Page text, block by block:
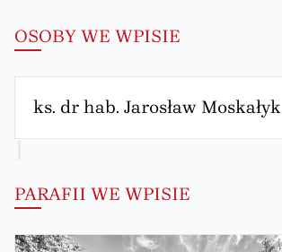
OSOBY WE WPISIE
ks. dr hab. Jarosław Moskałyk
PARAFII WE WPISIE